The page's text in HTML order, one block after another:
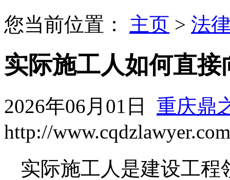
您当前位置： 主页 > 法
实际施工人如何直
2026年06月01日 重庆鼎
http://www.cqdzlawyer.com
实际施工人是建设工